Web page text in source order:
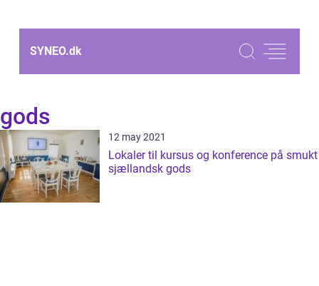
SYNEO.dk
gods
12 may 2021
Lokaler til kursus og konference på smukt
sjællandsk gods